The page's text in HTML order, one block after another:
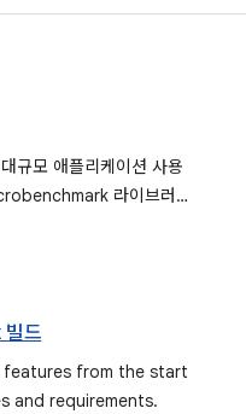
규모 애플리케이션 사용
라이브러리
드
from the start
and requirements.